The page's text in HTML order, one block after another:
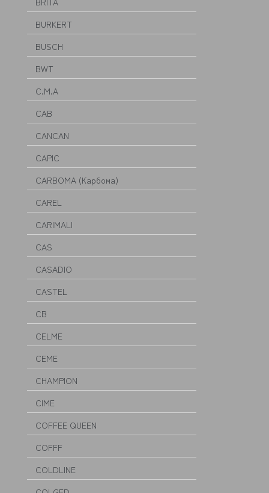
BURKERT
BUSCH
BWT
C.M.A
CAB
CANCAN
CAPIC
CARBOMA (Карбома)
CAREL
CARIMALI
CAS
CASADIO
CASTEL
CB
CELME
CEME
CHAMPION
CIME
COFFEE QUEEN
COFFF
COLDLINE